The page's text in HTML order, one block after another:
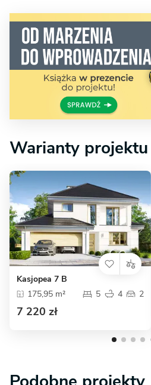
Warianty projektu
Kasjopea 7 B
175,95 m²
5 4 2
7 220 zł